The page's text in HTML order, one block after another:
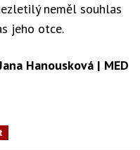
neměl souhlas
jeho otce.
Hanousková | MED